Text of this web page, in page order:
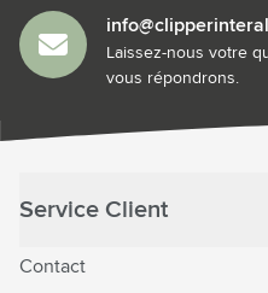
Laissez-nous votre
vous répondrons.
Service Client
Contact